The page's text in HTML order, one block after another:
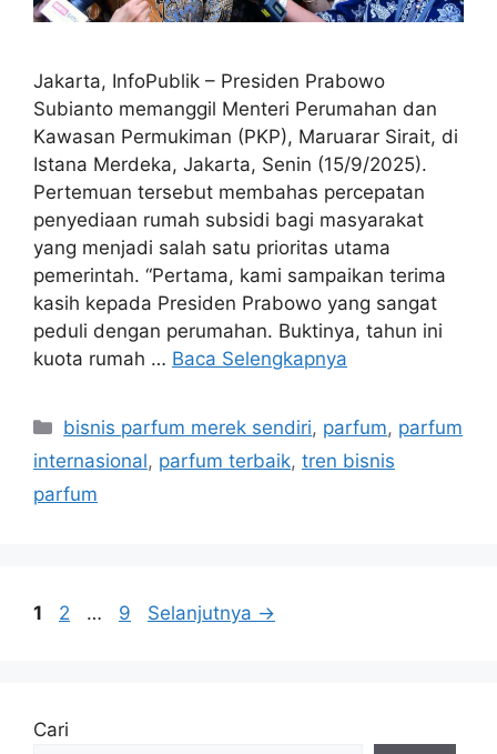
Jakarta, InfoPublik – Presiden Prabowo
Subianto memanggil Menteri Perumahan dan
Kawasan Permukiman (PKP), Maruarar Sirait, di
Istana Merdeka, Jakarta, Senin (15/9/2025).
Pertemuan tersebut membahas percepatan
penyediaan rumah subsidi bagi masyarakat
yang menjadi salah satu prioritas utama
pemerintah. “Pertama, kami sampaikan terima
kasih kepada Presiden Prabowo yang sangat
peduli dengan perumahan. Buktinya, tahun ini
kuota rumah … Baca Selengkapnya
Kategori
bisnis parfum merek sendiri, parfum, parfum
internasional, parfum terbaik, tren bisnis
parfum
Halaman
1 Halaman
2 … Halaman
9 Selanjutnya →
Cari